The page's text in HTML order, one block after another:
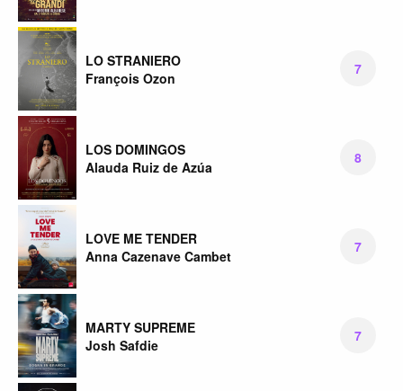
LO STRANIERO
François Ozon
7
LOS DOMINGOS
Alauda Ruiz de Azúa
8
LOVE ME TENDER
Anna Cazenave Cambet
7
MARTY SUPREME
Josh Safdie
7